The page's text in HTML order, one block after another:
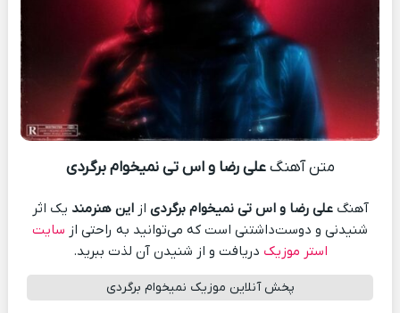
متن آهنگعلی رضا و اس تی نمیخوام برگردی
آهنگعلی رضا و اس تی نمیخوام برگردی ازاین هنرمند یک اثر
شنیدنی و دوست‌داشتنی است که می‌توانید به راحتی از سایت
استر موزیک دریافت و از شنیدن آن لذت ببرید.
پخش آنلاین موزیک نمیخوام برگردی